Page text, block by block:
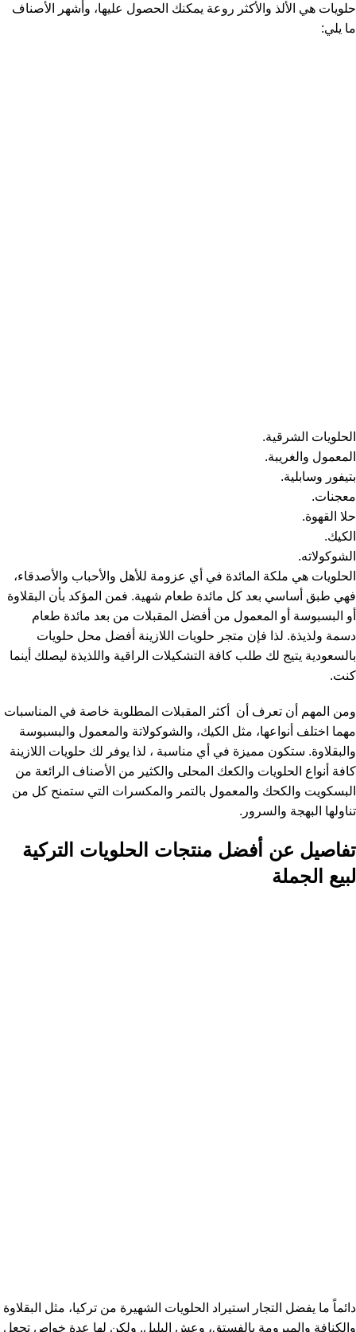
حلويات هي الألذ والأكثر روعة يمكنك الحصول عليها، وأشهر الأصناف
ما يلي:
الحلويات الشرقية.
المعمول والغريبة.
بتيفور وسابلية.
معجنات.
حلا القهوة.
الكيك.
الشوكولاته.
الحلويات هي ملكة المائدة في أي عزومة للأهل والأحباب والأصدقاء،
فهي طبق أساسي بعد كل مائدة طعام شهية. فمن المؤكد بأن البقلاوة
أو البسبوسة أو المعمول من أفضل المقبلات من بعد مائدة طعام
دسمة ولذيذة. لذا فإن متجر حلويات اللازينة أفضل محل حلويات
بالسعودية يتيج لك طلب كافة التشكيلات الراقية واللذيذة ليصلك أينما
كنت.
ومن المهم أن تعرف أن أكثر المقبلات المطلوبة خاصة في المناسبات
مهما اختلف أنواعها، مثل الكيك، والشوكولاتة والمعمول والبسبوسة
والبقلاوة. ستكون مميزة في أي مناسبة ، لذا يوفر لك حلويات اللازينة
كافة أنواع الحلويات والكعك المحلى والكثير من الأصناف الرائعة من
البسكويت والكحك والمعمول بالتمر والمكسرات التي ستمنح كل من
تناولها البهجة والسرور.
تفاصيل عن أفضل منتجات الحلويات التركية
لبيع الجملة
دائماً ما يفضل التجار استيراد الحلويات الشهيرة من تركيا، مثل البقلاوة
والكنافة والمبرومة بالفستق، وعش البلبل. ولكن لها عدة خواص تجعل